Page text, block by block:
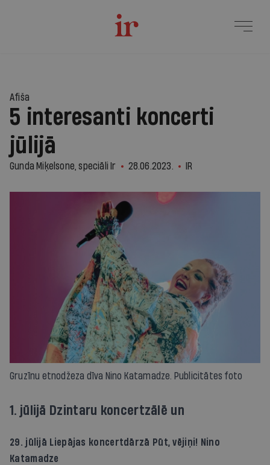
Afiša
5 interesanti koncerti
jūlijā
Gunda Miķelsone, speciāli Ir 28.06.2023. IR
Gruzīnu etnodžeza dīva Nino Katamadze. Publicitātes foto
1. jūlijā Dzintaru koncertzālē un
29. jūlijā Liepājas koncertdārzā Pūt, vējiņi! Nino
Katamadze